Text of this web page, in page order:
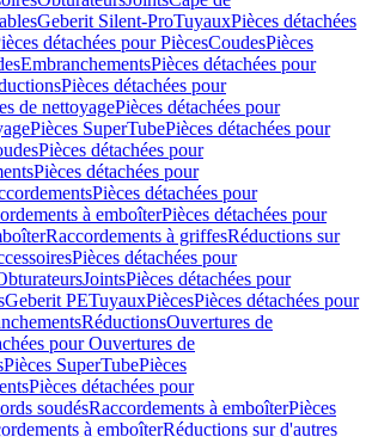
Geberit Silent-ProTuyauxPièces détachées
détachées pour PiècesCoudesPièces
EmbranchementsPièces détachées pour
Pièces détachées pour
de nettoyagePièces détachées pour
Pièces SuperTubePièces détachées pour
Pièces détachées pour
Pièces détachées pour
Pièces détachées pour
à emboîterPièces détachées pour
Raccordements à griffesRéductions sur
Pièces détachées pour
JointsPièces détachées pour
Geberit PETuyauxPiècesPièces détachées pour
RéductionsOuvertures de
pour Ouvertures de
Pièces SuperTubePièces
Pièces détachées pour
soudésRaccordements à emboîterPièces
à emboîterRéductions sur d'autres